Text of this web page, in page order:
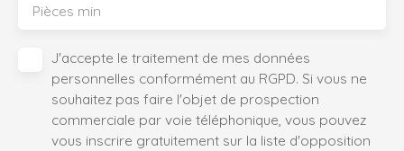
Pièces min
J'accepte le traitement de mes données
personnelles conformément au RGPD. Si vous ne
souhaitez pas faire l'objet de prospection
commerciale par voie téléphonique, vous pouvez
vous inscrire gratuitement sur la liste d'opposition